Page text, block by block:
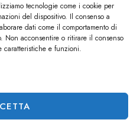
tecnologie come i cookie per
del dispositivo. Il consenso a
dati come il comportamento di
Non acconsentire o ritirare il consenso
caratteristiche e funzioni.